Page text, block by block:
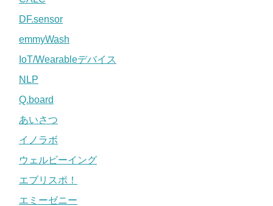
DF.sensor
emmyWash
IoT/Wearableデバイス
NLP
Q.board
あいさつ
イノラボ
ウェルビーイング
エブリスポ！
エミーゼニー